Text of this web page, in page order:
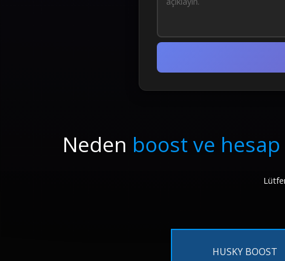
Neden boost ve
HUSKY BOOST